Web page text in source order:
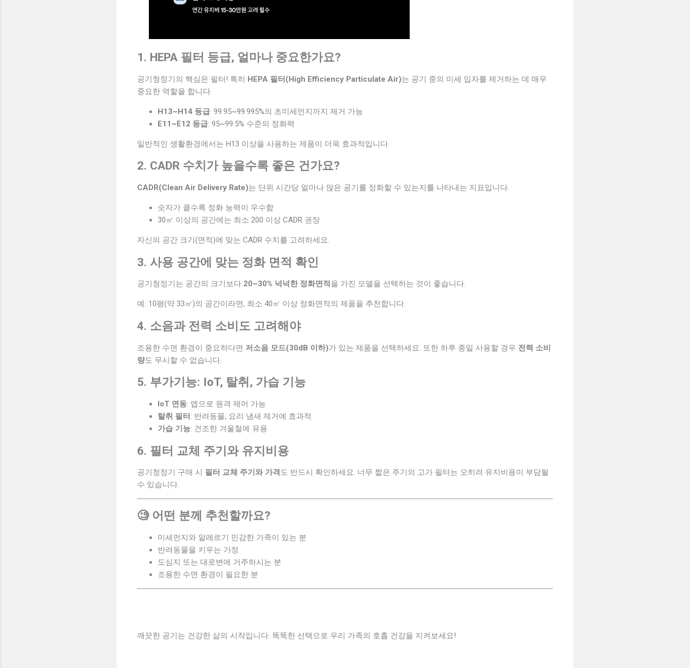
1. HEPA 필터 등급, 얼마나 중요한가요?
공기청정기의 핵심은 필터! 특히 HEPA 필터(High Efficiency Particulate Air)는 공기 중의 미세 입자를 제거하는 데 매우
중요한 역할을 합니다.
H13~H14 등급: 99.95~99.995%의 초미세먼지까지 제거 가능
E11~E12 등급: 95~99.5% 수준의 정화력
일반적인 생활환경에서는 H13 이상을 사용하는 제품이 더욱 효과적입니다.
2. CADR 수치가 높을수록 좋은 건가요?
CADR(Clean Air Delivery Rate)는 단위 시간당 얼마나 많은 공기를 정화할 수 있는지를 나타내는 지표입니다.
숫자가 클수록 정화 능력이 우수함
30㎡ 이상의 공간에는 최소 200 이상 CADR 권장
자신의 공간 크기(면적)에 맞는 CADR 수치를 고려하세요.
3. 사용 공간에 맞는 정화 면적 확인
공기청정기는 공간의 크기보다 20~30% 넉넉한 정화면적 을 가진 모델을 선택하는 것이 좋습니다.
예: 10평(약 33㎡)의 공간이라면, 최소 40㎡ 이상 정화면적의 제품을 추천합니다.
4. 소음과 전력 소비도 고려해야
조용한 수면 환경이 중요하다면 저소음 모드(30dB 이하)가 있는 제품을 선택하세요. 또한 하루 종일 사용할 경우 전력 소비
량도 무시할 수 없습니다.
5. 부가기능: IoT, 탈취, 가습 기능
IoT 연동: 앱으로 원격 제어 가능
탈취 필터 : 반려동물, 요리 냄새 제거에 효과적
가습 기능: 건조한 겨울철에 유용
6. 필터 교체 주기와 유지비용
공기청정기 구매 시 필터 교체 주기와 가격 도 반드시 확인하세요. 너무 짧은 주기의 고가 필터는 오히려 유지비용이 부담될
수 있습니다.
🧐 어떤 분께 추천할까요?
미세먼지와 알레르기 민감한 가족이 있는 분
반려동물을 키우는 가정
도심지 또는 대로변에 거주하시는 분
조용한 수면 환경이 필요한 분
깨끗한 공기는 건강한 삶의 시작입니다. 똑똑한 선택으로 우리 가족의 호흡 건강을 지켜보세요!